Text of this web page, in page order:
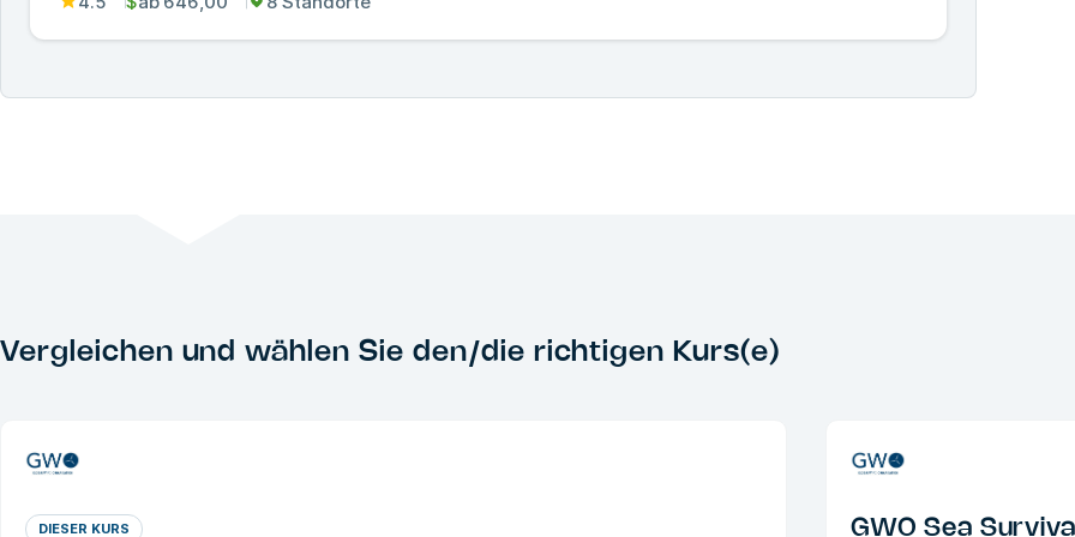
Vergleichen und wählen Sie den/die richtigen Kurs(e)
DIESER KURS GWO Sea